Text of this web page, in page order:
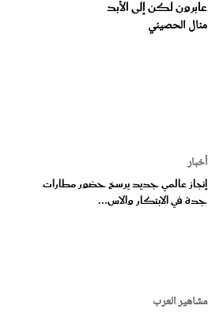
عابرون لكن إلى الأبد
منال الحصيني
أخبار
إنجاز عالمي جديد يرسخ حضور مطارات
جدة في الابتكار والاس...
مشاهير العرب